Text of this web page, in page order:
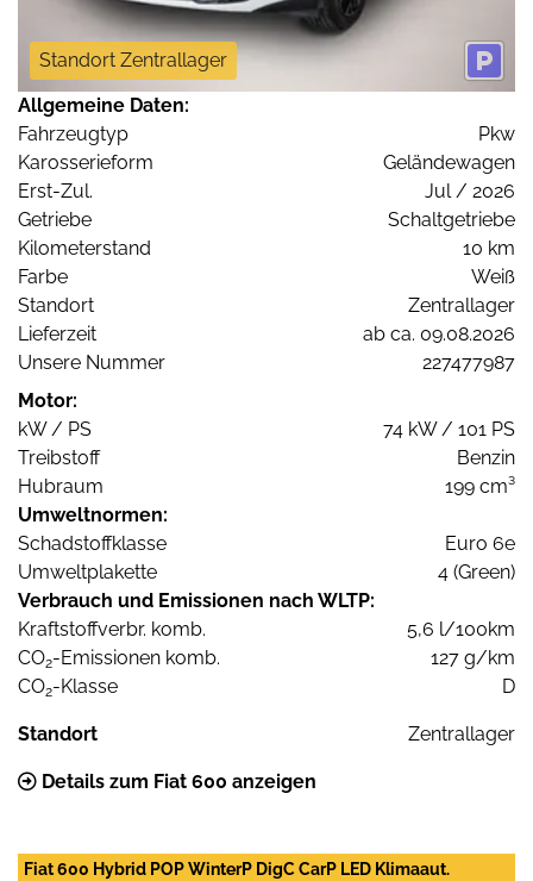
Standort Zentrallager
Allgemeine Daten:
Fahrzeugtyp
Pkw
Karosserieform
Geländewagen
Erst-Zul.
Jul / 2026
Getriebe
Schaltgetriebe
Kilometerstand
10 km
Farbe
Weiß
Standort
Zentrallager
Lieferzeit
ab ca. 09.08.2026
Unsere Nummer
227477987
Motor:
kW / PS
74 kW / 101 PS
Treibstoff
Benzin
Hubraum
199 cm³
Umweltnormen:
Schadstoffklasse
Euro 6e
Umweltplakette
4 (Green)
Verbrauch und Emissionen nach WLTP:
Kraftstoffverbr. komb.
5,6 l/100km
CO2-Emissionen komb.
127 g/km
CO2-Klasse D
Standort Zentrallager
Details zum Fiat 600 anzeigen
Fiat 600 Hybrid POP WinterP DigC CarP LED Klimaaut.